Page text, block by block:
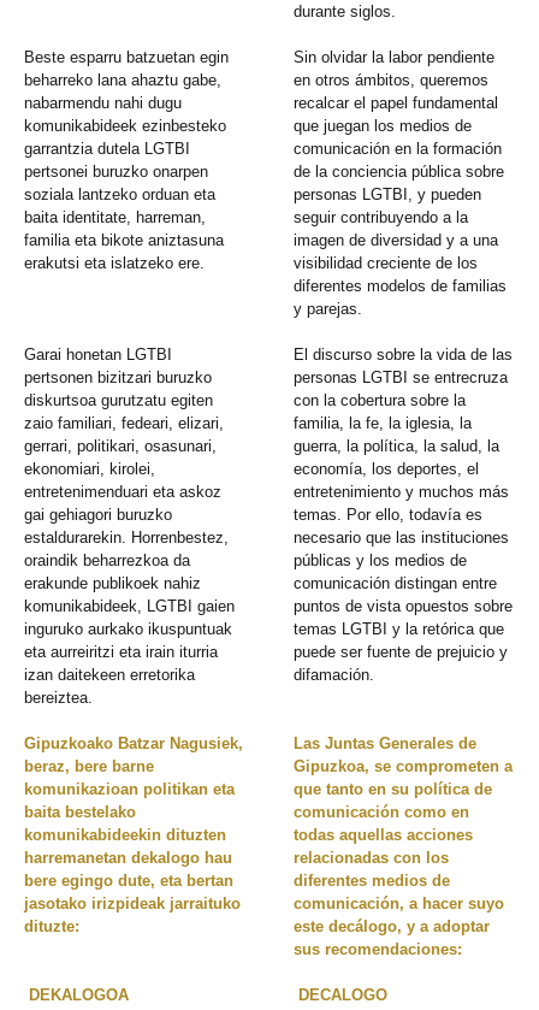
durante siglos.
Beste esparru batzuetan egin
beharreko lana ahaztu gabe,
nabarmendu nahi dugu
komunikabideek ezinbesteko
garrantzia dutela LGTBI
pertsonei buruzko onarpen
soziala lantzeko orduan eta
baita identitate, harreman,
familia eta bikote aniztasuna
erakutsi eta islatzeko ere.
Sin olvidar la labor pendiente
en otros ámbitos, queremos
recalcar el papel fundamental
que juegan los medios de
comunicación en la formación
de la conciencia pública sobre
personas LGTBI, y pueden
seguir contribuyendo a la
imagen de diversidad y a una
visibilidad creciente de los
diferentes modelos de familias
y parejas.
Garai honetan LGTBI
pertsonen bizitzari buruzko
diskurtsoa gurutzatu egiten
zaio familiari, fedeari, elizari,
gerrari, politikari, osasunari,
ekonomiari, kirolei,
entretenimenduari eta askoz
gai gehiagori buruzko
estaldurarekin. Horrenbestez,
oraindik beharrezkoa da
erakunde publikoek nahiz
komunikabideek, LGTBI gaien
inguruko aurkako ikuspuntuak
eta aurreiritzi eta irain iturria
izan daitekeen erretorika
bereiztea.
El discurso sobre la vida de las
personas LGTBI se entrecruza
con la cobertura sobre la
familia, la fe, la iglesia, la
guerra, la política, la salud, la
economía, los deportes, el
entretenimiento y muchos más
temas. Por ello, todavía es
necesario que las instituciones
públicas y los medios de
comunicación distingan entre
puntos de vista opuestos sobre
temas LGTBI y la retórica que
puede ser fuente de prejuicio y
difamación.
Gipuzkoako Batzar Nagusiek,
beraz, bere barne
komunikazioan politikan eta
baita bestelako
komunikabideekin dituzten
harremanetan dekalogo hau
bere egingo dute, eta bertan
jasotako irizpideak jarraituko
dituzte:
Las Juntas Generales de
Gipuzkoa, se comprometen a
que tanto en su política de
comunicación como en
todas aquellas acciones
relacionadas con los
diferentes medios de
comunicación, a hacer suyo
este decálogo, y a adoptar
sus recomendaciones:
DEKALOGOA DECALOGO